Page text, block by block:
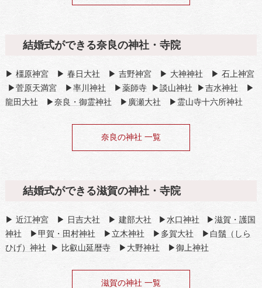
結婚式ができる奈良の神社・寺院
▶ 橿原神宮▶ 春日大社 ▶ 吉野神宮▶ 大神神社 ▶ 石上神宮
▶ 菅原天満宮▶率川神社 ▶ 薬師寺▶ 談山神社 ▶ 吉水神社 ▶
龍田大社 ▶ 奈良・御霊神社 ▶ 廣瀬大社 ▶霊山寺十六所神社
奈良の神社 一覧
結婚式ができる滋賀の神社・寺院
▶ 近江神宮▶ 日吉大社 ▶ 建部大社 ▶ 水口神社 ▶ 滋賀・護国
神社 ▶ 甲賀・田村神社 ▶ 立木神社 ▶ 多賀大社 ▶ 白鬚（しら
ひげ）神社 ▶ 比叡山延暦寺▶ 大野神社 ▶ 御上神社
滋賀の神社 一覧